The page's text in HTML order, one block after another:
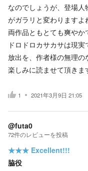
なのでしょうが、登場
がガラリと変わりますよ
両作品ともとても爽やか
ドロドロカサカサは現
放出を、作者様の無理の
楽しみに読ませて頂きま
1 2021年3月9日 21:05
@futa0
72件のレビューを投稿
★★★ Excellent!!!
脇役